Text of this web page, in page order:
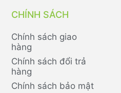
CHÍNH SÁCH
Chính sách giao
hàng
Chính sách đổi trả
hàng
Chính sách bảo mật